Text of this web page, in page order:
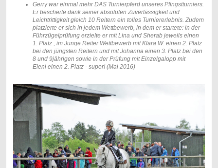
Gerry war einmal mehr DAS Turnierpferd unseres Pfingstturniers.
Er bescherte dank seiner absoluten Zuverlässigkeit und
Leichtrittigkeit gleich 10 Reitern ein tolles Turniererlebnis. Zudem
platzierte er sich in jedem Wettbewerb, in dem er startete: in der
Führzügelprüfung erzielte er mit Lina und Sherab jeweils einen
1. Platz , im Junge Reiter Wettbewerb mit Klara W. einen 2. Platz
bei den jüngsten Reitern und mit Johanna einen 3. Platz bei den
8 und 9jährigen sowie in der Prüfung mit Einzelgalopp mit
Eleni einen 2. Platz - super! (Mai 2016)